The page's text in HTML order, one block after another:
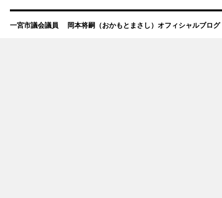
一宮市議会議員 岡本将嗣（おかもとまさし）オフィシャルブログ